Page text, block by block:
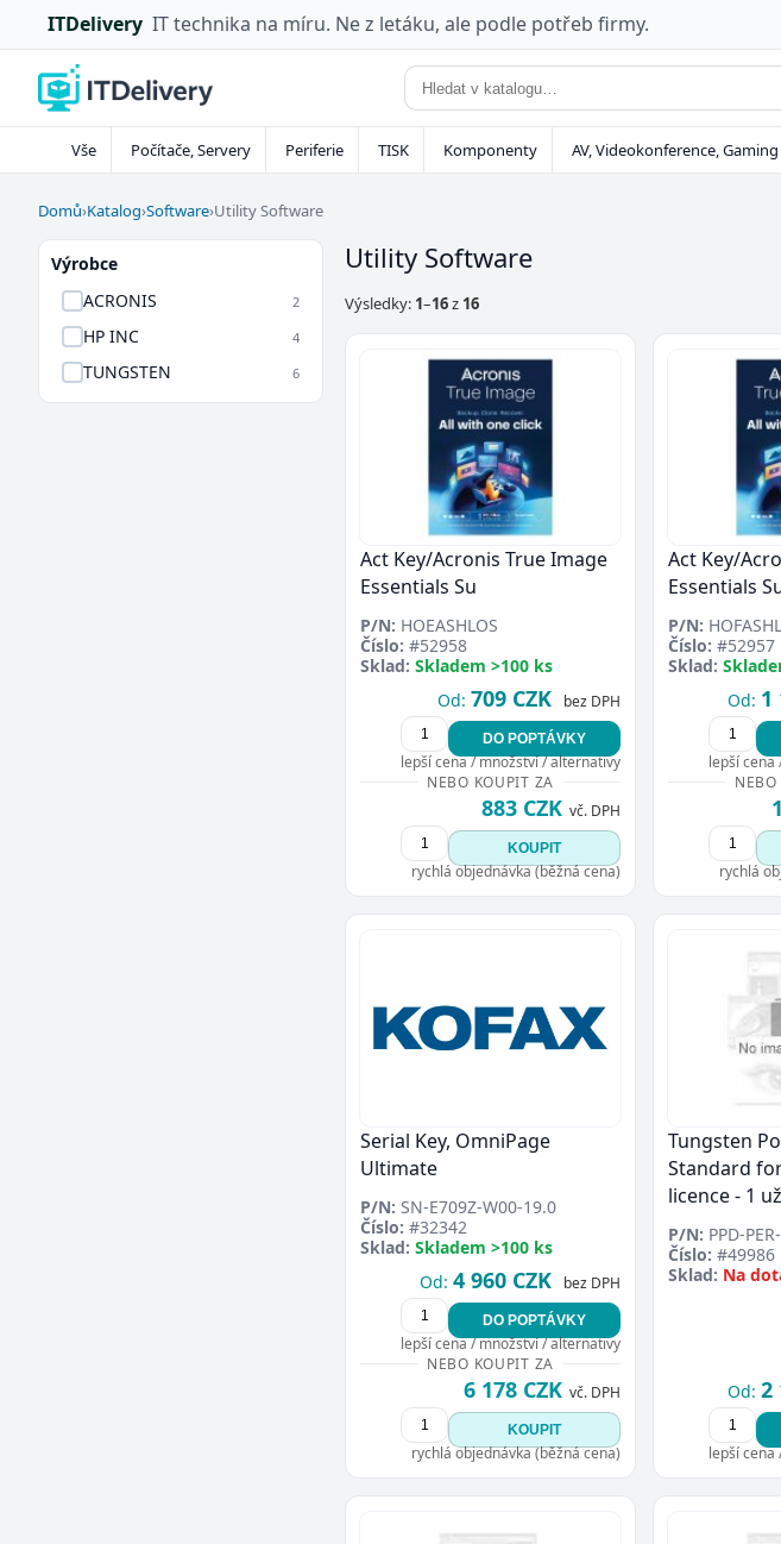
ITDelivery IT technika na míru. Ne z letáku, ale podle potřeb firmy.
Vše Počítače, Servery Periferie TISK Komponenty AV, Videokonference, Gaming
Domů›Katalog›Software›Utility Software
Výrobce
ACRONIS
2
HP INC 4
TUNGSTEN 6
Utility Software
Výsledky: 1–16z 16
Act Key/Acronis True Image
Essentials Su
P/N: HOEASHLOS
Číslo: #52958
Sklad: Skladem >100 ks
Od: 709 CZK bez DPH
DO POPTÁVKY
lepší cena / množství / alternativy
NEBO KOUPIT ZA
883 CZK vč. DPH
KOUPIT
rychlá objednávka (běžná cena)
Act Key/
Essentials
P/N:
Číslo: #52957
Sklad:
Od: 1
lepší
rychlá
Serial Key, OmniPage
Ultimate
P/N: SN-E709Z-W00-19.0
Číslo: #32342
Sklad: Skladem >100 ks
Od: 4 960 CZK bez DPH
DO POPTÁVKY
lepší cena / množství / alternativy
NEBO KOUPIT ZA
6 178 CZK vč. DPH
KOUPIT
rychlá objednávka (běžná cena)
Tungsten
Standard
licence - 1
P/N: PPD-
Číslo: #49986
Sklad: Na
Od: 2
lepší